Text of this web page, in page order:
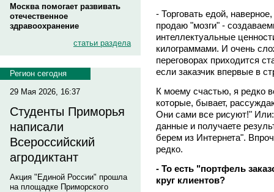
Москва помогает развивать
отечественное
здравоохранение
статьи раздела
Регион сегодня
29 Мая 2026, 16:37
Студенты Приморья
написали
Всероссийский
агродиктант
Акция "Единой России" прошла
на площадке Приморского
- Торговать едой,
продаю "мозги" -
интеллектуальные
килограммами. И очень
переговорах приходится
если заказчик впервые в
К моему счастью, я редко
которые, бывает,
Они сами все рисуют!"
данные и получаете
берем из Интернета".
редко.
- То есть "портфель
круг клиентов?